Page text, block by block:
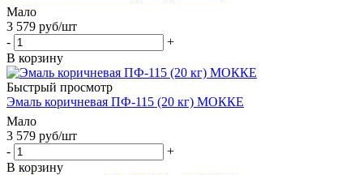
Мало
3 579 руб/шт
-
+
В корзину
Быстрый просмотр
Эмаль коричневая ПФ-115 (20 кг) МОККЕ
Мало
3 579 руб/шт
-
+
В корзину